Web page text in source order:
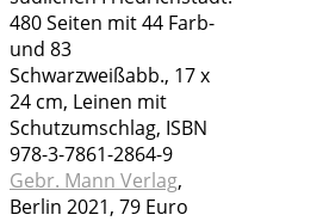
480 Seiten mit 44 Farb-
und 83
Schwarzweißabb., 17 x
24 cm, Leinen mit
Schutzumschlag, ISBN
978-3-7861-2864-9
Gebr. Mann Verlag,
Berlin 2021, 79 Euro